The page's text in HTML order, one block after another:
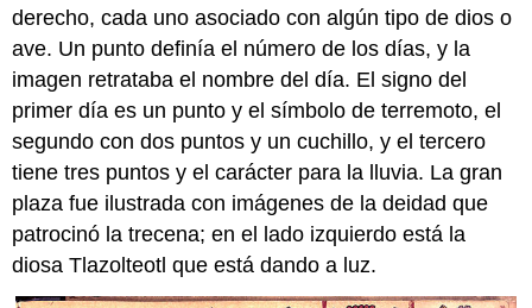
derecho, cada uno asociado con algún tipo de dios o
ave. Un punto definía el número de los días, y la
imagen retrataba el nombre del día. El signo del
primer día es un punto y el símbolo de terremoto, el
segundo con dos puntos y un cuchillo, y el tercero
tiene tres puntos y el carácter para la lluvia. La gran
plaza fue ilustrada con imágenes de la deidad que
patrocinó la trecena; en el lado izquierdo está la
diosa Tlazolteotl que está dando a luz.